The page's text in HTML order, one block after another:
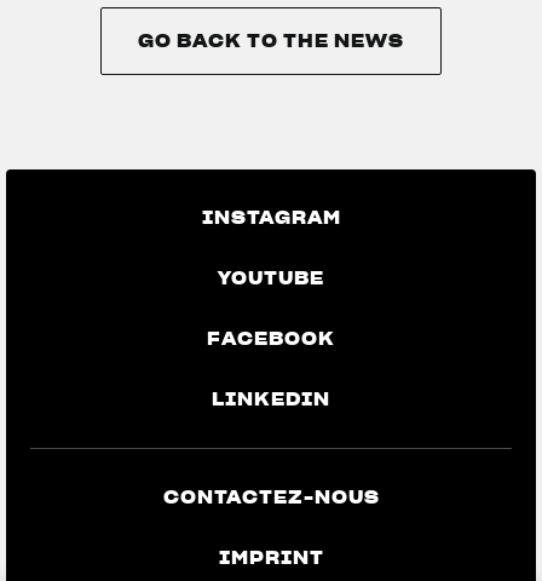
GO BACK TO THE NEWS
INSTAGRAM
YOUTUBE
FACEBOOK
LINKEDIN
CONTACTEZ-NOUS
IMPRINT